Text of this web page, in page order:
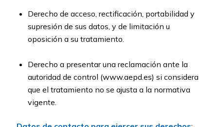
Derecho de acceso, rectificación, portabilidad y
supresión de sus datos, y de limitación u
oposición a su tratamiento.
Derecho a presentar una reclamación ante la
autoridad de control (www.aepd.es) si considera
que el tratamiento no se ajusta a la normativa
vigente.